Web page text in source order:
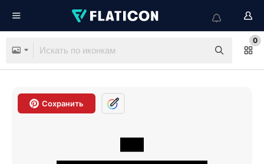
0
Сохранить